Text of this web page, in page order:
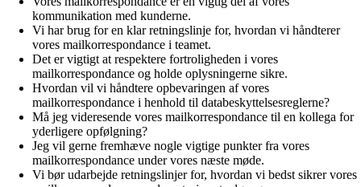
kommunikation med kunderne.
Vi har brug for en klar retningslinje for, hvordan vi håndterer
vores mailkorrespondance i teamet.
Det er vigtigt at respektere fortroligheden i vores
mailkorrespondance og holde oplysningerne sikre.
Hvordan vil vi håndtere opbevaringen af vores
mailkorrespondance i henhold til databeskyttelsesreglerne?
Må jeg videresende vores mailkorrespondance til en kollega for
yderligere opfølgning?
Jeg vil gerne fremhæve nogle vigtige punkter fra vores
mailkorrespondance under vores næste møde.
Vi bør udarbejde retningslinjer for, hvordan vi bedst sikrer vores